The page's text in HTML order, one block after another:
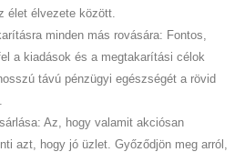
élet élvezete között.
minden más rovására: Fontos,
a kiadások és a megtakarítási célok
távú pénzügyi egészségét a rövid
Az, hogy valamit akciósan
azt, hogy jó üzlet. Győződjön meg arról,